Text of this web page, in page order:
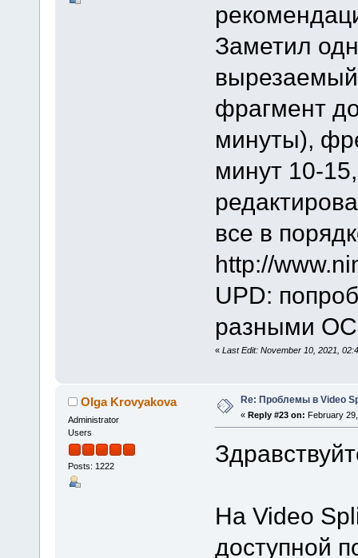
Заметил
фрагмент
минуты),
минут 10-
все в
http://
UPD:
разными ОС
« Last Edit: November 10, 2021,
Olga Krovyakova
Administrator
Users
Posts: 1222
Re: Проблемы в Video
« Reply #23 on: February
На Video
доступной